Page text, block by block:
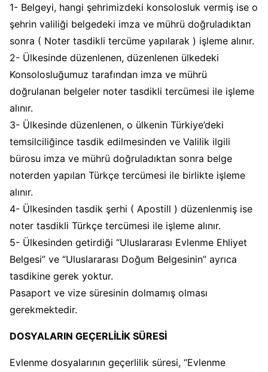
1- Belgeyi, hangi şehrimizdeki konsolosluk vermiş ise o
şehrin valiliği belgedeki imza ve mührü doğruladıktan
sonra ( Noter tasdikli tercüme yapılarak ) işleme alınır.
2- Ülkesinde düzenlenen, düzenlenen ülkedeki
Konsolosluğumuz tarafından imza ve mührü
doğrulanan belgeler noter tasdikli tercümesi ile işleme
alınır.
3- Ülkesinde düzenlenen, o ülkenin Türkiye’deki
temsilciliğince tasdik edilmesinden ve Valilik ilgili
bürosu imza ve mührü doğruladıktan sonra belge
noterden yapılan Türkçe tercümesi ile birlikte işleme
alınır.
4- Ülkesinden tasdik şerhi ( Apostill ) düzenlenmiş ise
noter tasdikli Türkçe tercümesi ile işleme alınır.
5- Ülkesinden getirdiği “Uluslararası Evlenme Ehliyet
Belgesi” ve “Uluslararası Doğum Belgesinin” ayrıca
tasdikine gerek yoktur.
Pasaport ve vize süresinin dolmamış olması
gerekmektedir.
DOSYALARIN GEÇERLİLİK SÜRESİ
Evlenme dosyalarının geçerlilik süresi, “Evlenme